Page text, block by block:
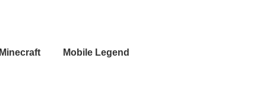
Minecraft Mobile Legend